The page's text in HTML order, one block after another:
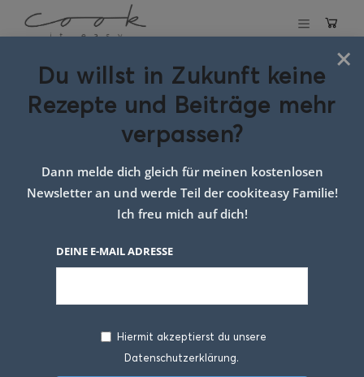
Schlagwort:
Bananen Kuchen
Sorry - Leider nichts
gefunden
×
Du willst in Zukunft keine
Rezepte und Beiträge mehr
verpassen?
Dann melde dich gleich für meinen kostenlosen
Newsletter an und werde Teil der cookiteasy Familie!
Ich freu mich auf dich!
DEINE E-MAIL ADRESSE
Hiermit akzeptierst du unsere
Datenschutzerklärung.